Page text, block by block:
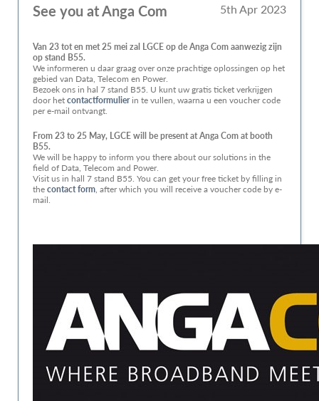
5th Apr 2023
See you at Anga Com
Van 23 tot en met 25 mei zal LGCE op de Anga Com aanwezig zijn
op stand B55.
We informeren u daar graag over onze prachtige oplossingen op het
gebied van Data, Telecom en Power.
Bezoek ons in hal 7 stand B55. U kunt uw gratis ticket verkrijgen
door hetcontactformulierin te vullen, waarna u een voucher code
per e-mail ontvangt.
From 23 to 25 May, LGCE will be present at Anga Com at booth
B55.
We will be happy to inform you there about our solutions in the
field of Data, Telecom and Power.
Visit us in hall 7 stand B55. You can get your free ticket by filling in
thecontact form, after which you will receive a voucher code by e-
mail.